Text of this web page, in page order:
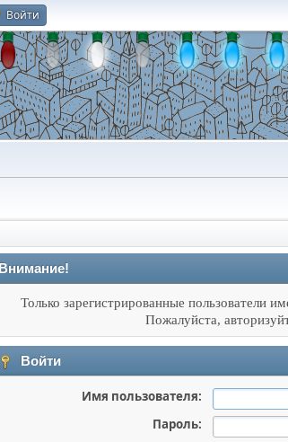
Войти
Внимание!
Только зарегистрированные пользователи
Пожалуйста,
Войти
Имя пользователя:
Пароль: